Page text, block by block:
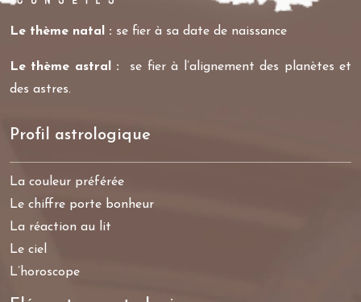
Le thème natal : se fier à sa date de naissance
Le thème astral :
se fier à l’alignement des planètes et
des astres.
Profil astrologique
La couleur préférée
Le chiffre porte bonheur
La réaction au lit
Le ciel
L’horoscope